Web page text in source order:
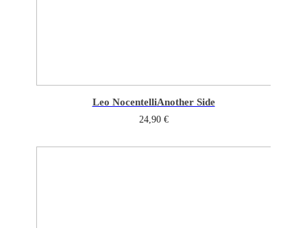
Leo NocentelliAnother Side
24,90 €